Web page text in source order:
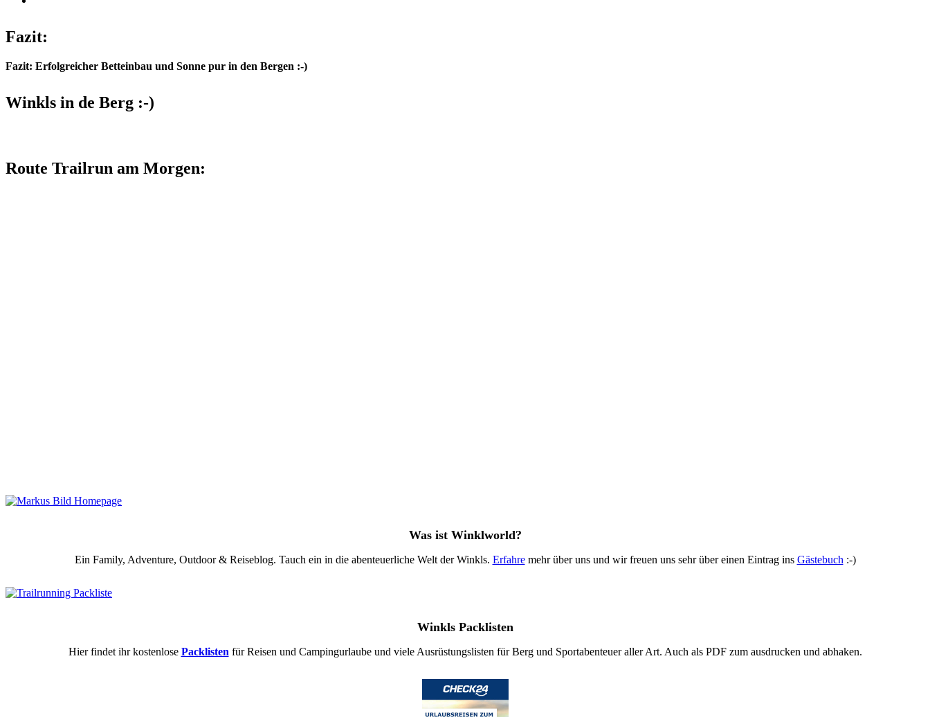
Fazit:
Fazit: Erfolgreicher Betteinbau und Sonne pur in den Bergen :-)
Winkls in de Berg :-)
Route Trailrun am Morgen:
Was ist Winklworld?
Ein Family, Adventure, Outdoor & Reiseblog. Tauch ein in die abenteuerliche Welt der Winkls. Erfahremehr über uns und wir freuen uns sehr über einen Eintrag ins Gästebuch:-)
Winkls Packlisten
Hier findet ihr kostenlose Packlistenfür Reisen und Campingurlaube und viele Ausrüstungslisten für Berg und Sportabenteuer aller Art. Auch als PDF zum ausdrucken und abhaken.